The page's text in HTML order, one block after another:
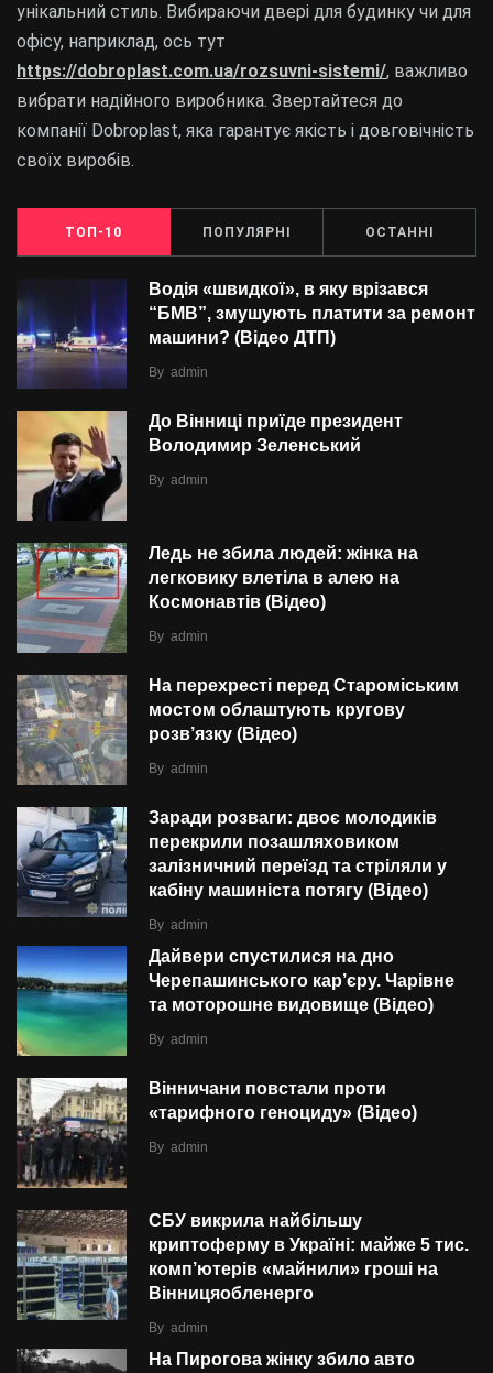
унікальний стиль. Вибираючи двері для будинку чи для
офісу, наприклад, ось тут
https://dobroplast.com.ua/rozsuvni-sistemi/, важливо
вибрати надійного виробника. Звертайтеся до
компанії Dobroplast, яка гарантує якість і довговічність
своїх виробів.
ТОП-10 ПОПУЛЯРНІ ОСТАННІ
Водія «швидкої», в яку врізався
“БMВ”, змушують платити за ремонт
машини? (Відео ДТП)
By admin
До Вінниці приїде президент
Володимир Зеленський
By admin
Ледь не збила людей: жінка на
легковику влетіла в алею на
Космонавтів (Відео)
By admin
На перехресті перед Староміським
мостом облаштують кругову
розв’язку (Відео)
By admin
Заради розваги: двоє молодиків
перекрили позашляховиком
залізничний переїзд та стріляли у
кабіну машиніста потягу (Відео)
By admin
Дайвери спустилися на дно
Черепашинського кар’єру. Чарівне
та моторошне видовище (Відео)
By admin
Вінничани повстали проти
«тарифного геноциду» (Відео)
By admin
СБУ викрила найбільшу
криптоферму в Україні: майже 5 тис.
комп’ютерів «майнили» гроші на
Вінницяобленерго
By admin
На Пирогова жінку збило авто